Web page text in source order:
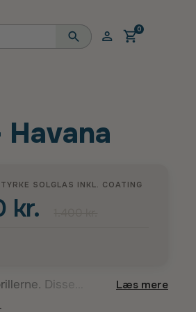
Åben vogn
0
SOLGLAS INKL. COATING
kr.
Disse
Læs mere